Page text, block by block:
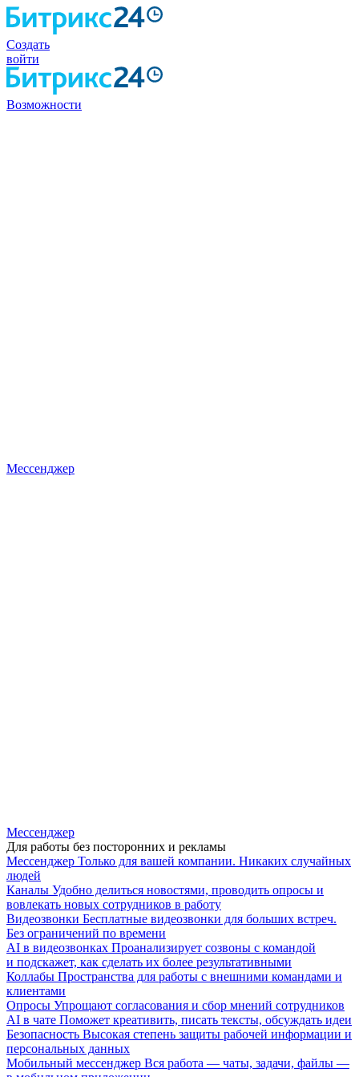
Создать
войти
Возможности
Мессенджер
Мессенджер
Для работы без посторонних и рекламы
Мессенджер Только для вашей компании. Никаких случайных
людей
Каналы Удобно делиться новостями, проводить опросы и
вовлекать новых сотрудников в работу
Видеозвонки Бесплатные видеозвонки для больших встреч.
Без ограничений по времени
AI в видеозвонках Проанализирует созвоны с командой
и подскажет, как сделать их более результативными
Коллабы Пространства для работы с внешними командами и
клиентами
Опросы Упрощают согласования и сбор мнений сотрудников
AI в чате Поможет креативить, писать тексты, обсуждать идеи
Безопасность Высокая степень защиты рабочей информации и
персональных данных
Мобильный мессенджер Вся работа — чаты, задачи, файлы —